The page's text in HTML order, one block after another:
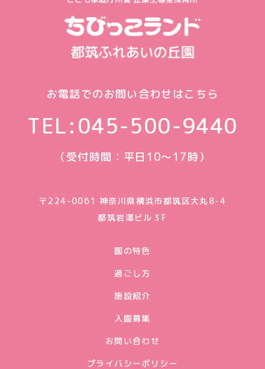
お電話でのお問い合わせはこちら
TEL:045-500-9440
（受付時間：平日10〜17時）
〒224-0061 神奈川県横浜市都筑区大丸8-4
都筑岩澤ビル３F
園の特色
過ごし方
施設紹介
入園募集
お問い合わせ
プライバシーポリシー